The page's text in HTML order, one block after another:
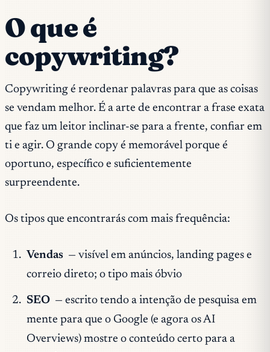
O que é
copywriting?
Copywriting é reordenar palavras para que as coisas
se vendam melhor. É a arte de encontrar a frase exata
que faz um leitor inclinar-se para a frente, confiar em
ti e agir. O grande copy é memorável porque é
oportuno, específico e suficientemente
surpreendente.
Os tipos que encontrarás com mais frequência:
Vendas — visível em anúncios, landing pages e
correio direto; o tipo mais óbvio
SEO — escrito tendo a intenção de pesquisa em
mente para que o Google (e agora os AI
Overviews) mostre o conteúdo certo para a